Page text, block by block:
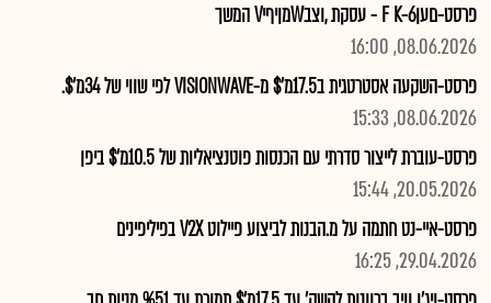
פרסט-םעןF K-6 - עסקת ,וצבWמןיףיV המשך
08.06.2026, 16:00
פרסט-השקעה אסטרטגית ב17.5מ'$ מ-VISIONWAVE לפי שווי של 34מ'$.
08.06.2026, 15:33
פרסט-עוברת לייצור סדרתי עם הכנסות פוטנציאליות של 10.5מ'$ ביפן
20.05.2026, 15:44
פרסט-איי-נט חתמה על מ.הבנות לביצוע פיילוט V2X בפיליפינים
29.04.2026, 16:25